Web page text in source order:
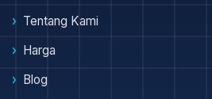
Tentang Kami
Harga
Blog